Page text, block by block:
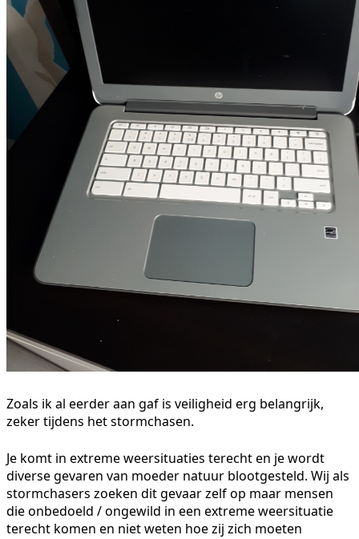
Zoals ik al eerder aan gaf is veiligheid erg belangrijk,
zeker tijdens het stormchasen.
Je komt in extreme weersituaties terecht en je wordt
diverse gevaren van moeder natuur blootgesteld. Wij als
stormchasers zoeken dit gevaar zelf op maar mensen
die onbedoeld / ongewild in een extreme weersituatie
terecht komen en niet weten hoe zij zich moeten